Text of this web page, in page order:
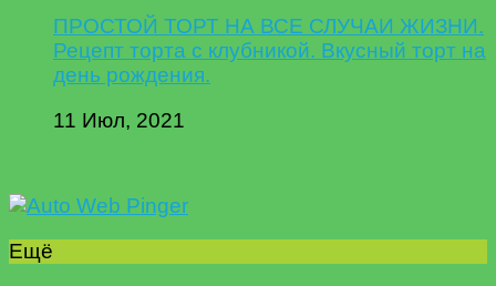
ПРОСТОЙ ТОРТ НА ВСЕ СЛУЧАИ ЖИЗНИ.
Рецепт торта с клубникой. Вкусный торт на
день рождения.
11 Июл, 2021
Ещё